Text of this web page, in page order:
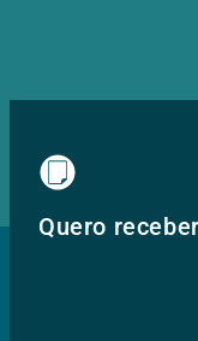
Quero